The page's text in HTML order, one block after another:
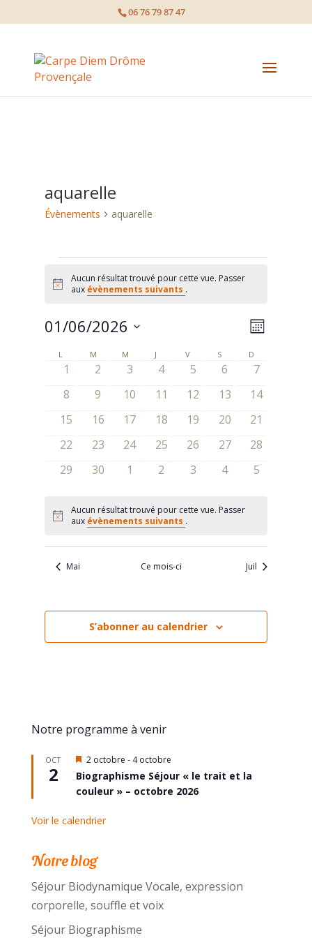
06 76 79 87 47
aquarelle
Évènements aquarelle
Évènements
Notice
Aucun résultat trouvé pour cette vue. Passer
aux évènements suivants .
par
vues
Mois
01/06/2026
Calendrier
Évènements
L M M MERCREDI
J V VENDREDI
SSAMEDI D
01
0
2
0
3
0
4
0
5
0
6
0
7
0
8
0
9
010
011
012
013
014
015
016
017
018
019
0
20
0
21
0
22
0
23
0
24
0
25
0
26
0
27
0
28
0
29
0
30
01
0
2
0
3
0
4
0
5
Notice
Aucun résultat trouvé pour cette vue. Passer
aux évènements suivants .
Mai Ce mois-ci Juil
S’abonner au calendrier
Notre programme à venir
OCT
2
Mis
avant
2 octobre - 4 octobre
Biographisme Séjour « le trait et la
couleur » – octobre 2026
Voir le calendrier
Notre blog
Séjour Biodynamique Vocale, expression
corporelle, souffle et voix
Séjour Biographisme